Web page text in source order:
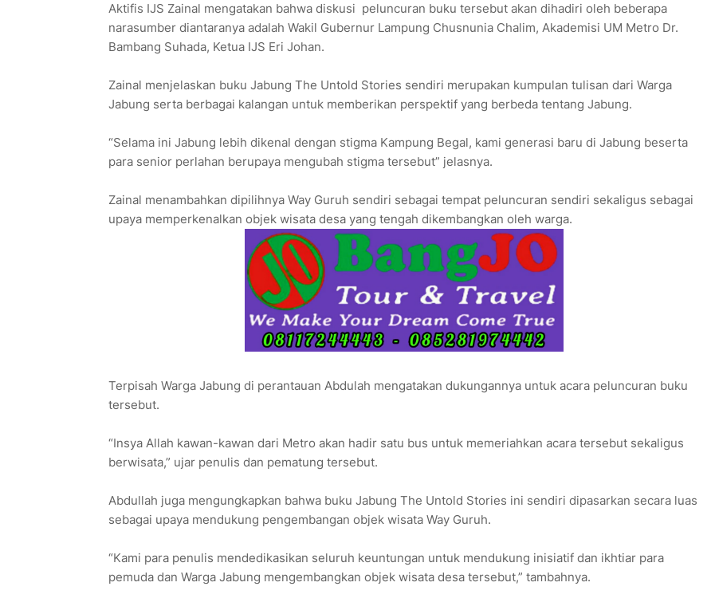
Aktifis IJS Zainal mengatakan bahwa diskusi peluncuran buku tersebut akan dihadiri oleh beberapa
narasumber diantaranya adalah Wakil Gubernur Lampung Chusnunia Chalim, Akademisi UM Metro Dr.
Bambang Suhada, Ketua IJS Eri Johan.
Zainal menjelaskan buku Jabung The Untold Stories sendiri merupakan kumpulan tulisan dari Warga
Jabung serta berbagai kalangan untuk memberikan perspektif yang berbeda tentang Jabung.
“Selama ini Jabung lebih dikenal dengan stigma Kampung Begal, kami generasi baru di Jabung beserta
para senior perlahan berupaya mengubah stigma tersebut” jelasnya.
Zainal menambahkan dipilihnya Way Guruh sendiri sebagai tempat peluncuran sendiri sekaligus sebagai
upaya memperkenalkan objek wisata desa yang tengah dikembangkan oleh warga.
Terpisah Warga Jabung di perantauan Abdulah mengatakan dukungannya untuk acara peluncuran buku
tersebut.
“Insya Allah kawan-kawan dari Metro akan hadir satu bus untuk memeriahkan acara tersebut sekaligus
berwisata,” ujar penulis dan pematung tersebut.
Abdullah juga mengungkapkan bahwa buku Jabung The Untold Stories ini sendiri dipasarkan secara luas
sebagai upaya mendukung pengembangan objek wisata Way Guruh.
“Kami para penulis mendedikasikan seluruh keuntungan untuk mendukung inisiatif dan ikhtiar para
pemuda dan Warga Jabung mengembangkan objek wisata desa tersebut,” tambahnya.